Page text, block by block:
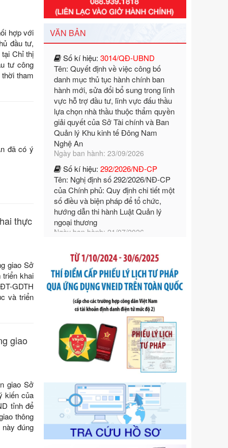
hợp với
đầu tư,
Chỉ thị
tư công
tham
đã có ý
thực
giao Sở
khai
GDTH
và triển
giao
giao Sở
kiến của
tỉnh để
thông
đúng
VĂN BẢN
Số kí hiệu:3014/QĐ-UBND
Tên: Quyết định về việc công bố
danh mục thủ tục hành chính ban
hành mới, sửa đổi bổ sung trong lĩnh
lựa chọn nhà thầu thuộc thẩm quyền
giải quyết của Sở Tài chính và Ban
Quản lý Khu kinh tế Đông Nam
Nghệ An
Ngày ban hành: 23/09/2026
Số kí hiệu:292/2026/NĐ-CP
Tên: Nghị định số 292/2026/NĐ-CP
của Chính phủ: Quy định chi tiết một
số điều và biện pháp để tổ chức,
hướng dẫn thi hành Luật Quản lý
ngoại thương
Ngày ban hành: 21/07/2026
Số kí hiệu:292/2026/NĐ-CP
Tên: Nghị định số 292/2026/NĐ-CP
của Chính phủ: Quy định chi tiết một
số điều và biện pháp để tổ chức,
Ngày ban hành: 21/07/2026
Số kí hiệu:105/2026/TT-BTC
Tên: Thông tư số 105/2026/TT-BTC
của Bộ Tài chính: Bãi bỏ Thông tư số
87/2019/TT- BТC ngày 19 tháng 12
năm 2019 của Bộ trưởng Bộ Tài
chính hướng dẫn thực hiện xử phạt
vi phạm hành chính trong lĩnh vực
kho bạc nhà nước
Ngày ban hành: 21/07/2026
291/2026/NĐ-CP
Tên: Nghị định số 291/2026/NĐ-CP
của Chính phủ: Sửa đổi, bổ sung
một số điều của Nghị định số
125/2020/NĐ-СР ngày 19 tháng 10
năm 2020 của Chính phủ quy định
xử phạt vi phạm hành chính về thuế,